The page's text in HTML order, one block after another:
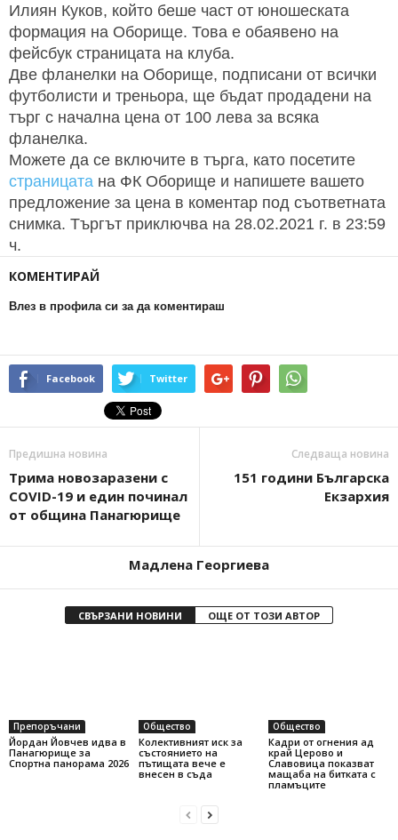
Илиян Куков, който беше част от юношеската
формация на Оборище. Това е обаявено на
фейсбук страницата на клуба.
Две фланелки на Оборище, подписани от всички
футболисти и треньора, ще бъдат продадени на
търг с начална цена от 100 лева за всяка
фланелка.
Можете да се включите в търга, като посетите
страницата на ФК Оборище и напишете вашето
предложение за цена в коментар под съответната
снимка. Търгът приключва на 28.02.2021 г. в 23:59
ч.
КОМЕНТИРАЙ
Влез в профила си за да коментираш
Facebook Twitter
Предишна новина
Tрима новозаразени с
COVID-19 и един починал
от община Панагюрище
Следваща новина
151 години Българска
Екзархия
Мадлена Георгиева
СВЪРЗАНИ НОВИНИ ОЩЕ ОТ ТОЗИ АВТОР
Препоръчани
Йордан Йовчев идва в
Панагюрище за
Спортна панорама 2026
Общество
Колективният иск за
състоянието на
пътищата вече е
внесен в съда
Общество
Кадри от огнения ад
край Церово и
Славовица показват
мащаба на битката с
пламъците